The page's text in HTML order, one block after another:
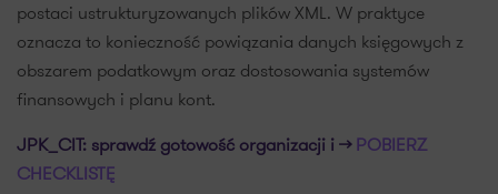
postaci ustrukturyzowanych plików XML. W praktyce
oznacza to konieczność powiązania danych księgowych z
obszarem podatkowym oraz dostosowania systemów
finansowych i planu kont.
JPK_CIT: sprawdź gotowość organizacji i >>POBIERZ
CHECKLISTĘ